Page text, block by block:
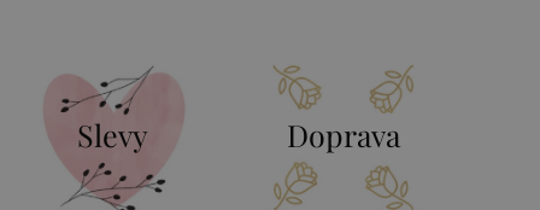
Slevy Doprava